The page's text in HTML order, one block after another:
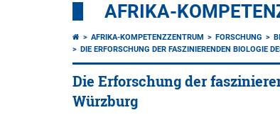
AFRIKA-
AFRIKA-KOMPETENZZENTRUM FORSCHUNG
DIE ERFORSCHUNG DER FASZINIERENDEN BIOLOGIE
Die Erforschung der
Würzburg